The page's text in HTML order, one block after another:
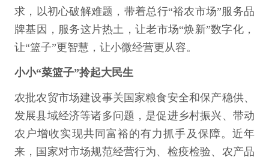
求，以初心破解难题，带着总行“裕农市场”服务品
牌基因，服务这片热土，让老市场“焕新”数字化，
让“篮子”更智慧，让小微经营更从容。
小小“菜篮子”拎起大民生
农批农贸市场建设事关国家粮食安全和保产稳供、
发展县域经济等诸多问题，是促进乡村振兴、带动
农户增收实现共同富裕的有力抓手及保障。近年
来，国家对市场规范经营行为、检疫检验、农产品